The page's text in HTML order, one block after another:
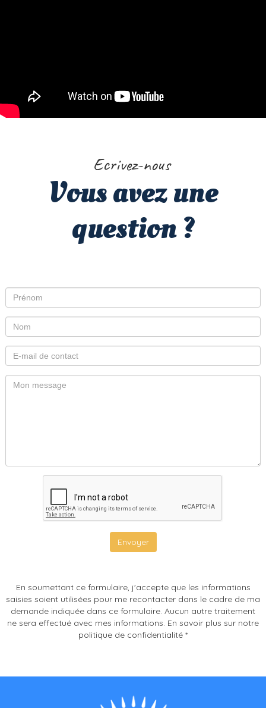
Ecrivez-nous
Vous avez une
question ?
Envoyer
En soumettant ce formulaire, j'accepte que les informations
saisies soient utilisées pour me recontacter dans le cadre de ma
demande indiquée dans ce formulaire. Aucun autre traitement
ne sera effectué avec mes informations. En savoir plus sur notre
politique de confidentialité *